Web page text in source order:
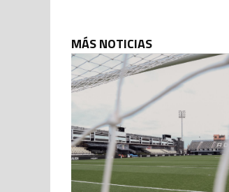
MÁS NOTICIAS